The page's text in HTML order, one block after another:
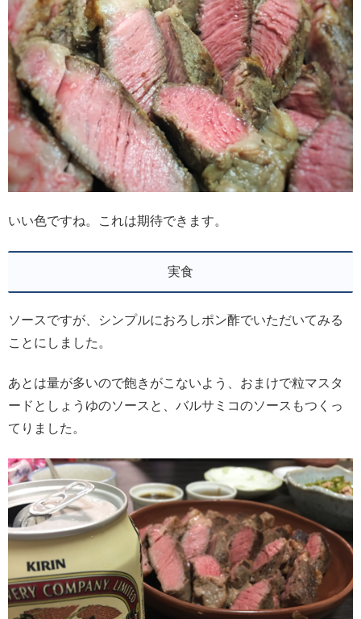
いい色ですね。これは期待できます。
実食
ソースですが、シンプルにおろしポン酢でいただいてみる
ことにしました。
あとは量が多いので飽きがこないよう、おまけで粒マスタ
ードとしょうゆのソースと、バルサミコのソースもつくっ
てりました。